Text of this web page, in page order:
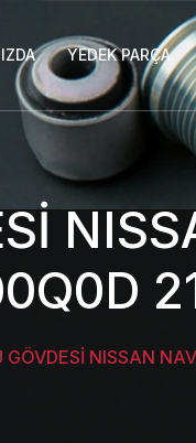
YEDEK PARÇA
GÖVDESİ NISSAN